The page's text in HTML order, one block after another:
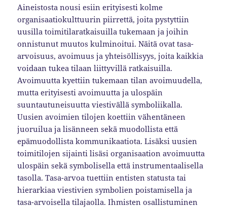
Aineistosta nousi esiin erityisesti kolme
organisaatiokulttuurin piirrettä, joita pystyttiin
uusilla toimitilaratkaisuilla tukemaan ja joihin
onnistunut muutos kulminoitui. Näitä ovat tasa-
arvoisuus, avoimuus ja yhteisöllisyys, joita kaikkia
voidaan tukea tilaan liittyvillä ratkaisuilla.
Avoimuutta kyettiin tukemaan tilan avoimuudella,
mutta erityisesti avoimuutta ja ulospäin
suuntautuneisuutta viestivällä symboliikalla.
Uusien avoimien tilojen koettiin vähentäneen
juoruilua ja lisänneen sekä muodollista että
epämuodollista kommunikaatiota. Lisäksi uusien
toimitilojen sijainti lisäsi organisaation avoimuutta
ulospäin sekä symbolisella että instrumentaalisella
tasolla. Tasa-arvoa tuettiin entisten statusta tai
hierarkiaa viestivien symbolien poistamisella ja
tasa-arvoisella tilajaolla. Ihmisten osallistuminen